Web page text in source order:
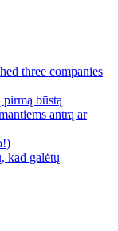
three companies
būstą
antrą ar
kad galėtų